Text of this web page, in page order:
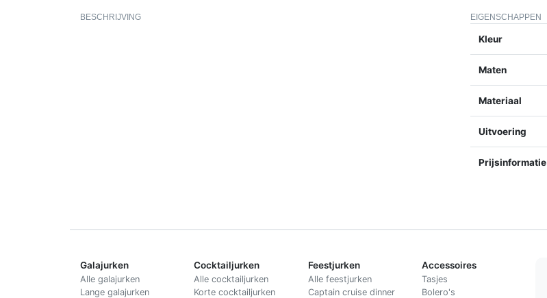
BESCHRIJVING EIGENSCHAPPEN
Kleur
Maten
Materiaal
Uitvoering
Prijsinformatie
Galajurken
Alle galajurken
Lange galajurken
Cocktailjurken
Alle cocktailjurken
Korte cocktailjurken
Feestjurken
Alle feestjurken
Captain cruise dinner
Accessoires
Tasjes
Bolero's